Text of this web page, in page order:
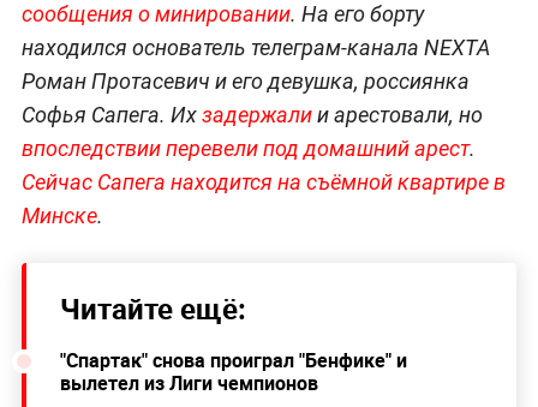
сообщения о минировании. На его борту
находился основатель телеграм-канала NEXTA
Роман Протасевич и его девушка, россиянка
Софья Сапега. Ихзадержалии арестовали, но
впоследствии перевели под домашний арест.
Сейчас Сапега находится на съёмной квартире в
Минске.
Читайте ещё:
"Спартак" снова проиграл "Бенфике" и
вылетел из Лиги чемпионов